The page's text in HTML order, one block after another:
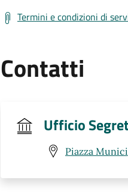
Termini e condizioni di
Contatti
Ufficio
Piazza